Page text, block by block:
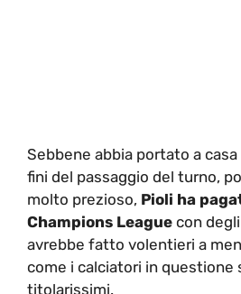
Sebbene abbia portato a
fini del passaggio del turno,
molto prezioso, Pioli ha
Champions League con
avrebbe fatto volentieri a
come i calciatori in questione
titolarissimi.